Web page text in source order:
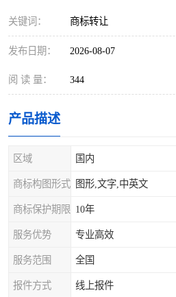
关键词： 商标转让
发布日期： 2026-08-07
阅 读 量： 344
产品描述
区域 国内
商标构图形式 图形,文字,中英文
商标保护期限 10年
服务优势 专业高效
服务范围 全国
报件方式 线上报件